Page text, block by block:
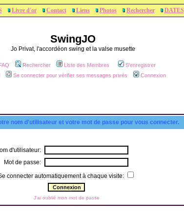
Livre d'or Contact Liens Photos Rechercher DATES
SwingJO
Jo Privat, l'accordéon swing et la valse musette
Rechercher Liste des Membres
S'enregistrer
Se connecter pour vérifier ses messages privés Connexion
nom d'utilisateur et votre mot de passe pour vous connecter.
d'utilisateur:
Mot de passe:
connecter automatiquement à chaque visite:
J'ai oublié mon mot de passe